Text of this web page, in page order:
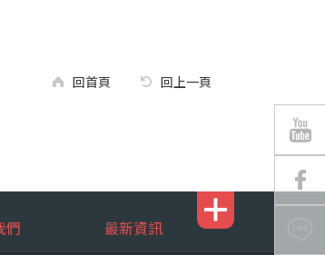
可能延後、提供未完整或
回首頁 回上一頁
們 最新資訊